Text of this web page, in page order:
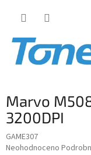
Marvo
3200DPI
GAME307
Průměrné
Neohodnoceno